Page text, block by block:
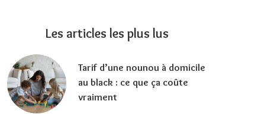
Les articles les plus lus
Tarif d’une nounou à domicile
au black : ce que ça coûte
vraiment